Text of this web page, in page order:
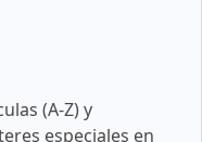
(A-Z) y
especiales en